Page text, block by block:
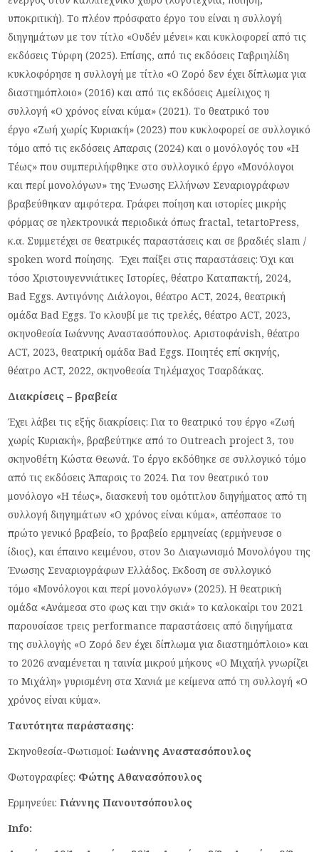
υποκριτική). Το πλέον πρόσφατο έργο του είναι η συλλογή
διηγημάτων με τον τίτλο «Ουδέν μένει» και κυκλοφορεί από τις
εκδόσεις Τύρφη (2025). Επίσης, από τις εκδόσεις Γαβριηλίδη
κυκλοφόρησε η συλλογή με τίτλο «Ο Ζορό δεν έχει δίπλωμα για
διαστημόπλοιο» (2016) και από τις εκδόσεις Αμείλιχος η
συλλογή «Ο χρόνος είναι κύμα» (2021). Το θεατρικό του
έργο «Ζωή χωρίς Κυριακή» (2023) που κυκλοφορεί σε συλλογικό
τόμο από τις εκδόσεις Απαρσις (2024) και ο μονόλογός του «Η
Τέως» που συμπεριλήφθηκε στο συλλογικό έργο «Μονόλογοι
και περί μονολόγων» της Ένωσης Ελλήνων Σεναριογράφων
βραβεύθηκαν αμφότερα. Γράφει ποίηση και ιστορίες μικρής
φόρμας σε ηλεκτρονικά περιοδικά όπως fractal, tetartoPress,
κ.α. Συμμετέχει σε θεατρικές παραστάσεις και σε βραδιές slam /
spoken word ποίησης. Έχει παίξει στις παραστάσεις: Όχι και
τόσο Χριστουγεννιάτικες Ιστορίες, θέατρο Καταπακτή, 2024,
Bad Eggs. Αντιγόνης Διάλογοι, θέατρο ACT, 2024, θεατρική
ομάδα Bad Eggs. Το κλουβί με τις τρελές, θέατρο ACT, 2023,
σκηνοθεσία Ιωάννης Αναστασόπουλος. Αριστοφάνish, θέατρο
ACT, 2023, θεατρική ομάδα Bad Eggs. Ποιητές επί σκηνής,
θέατρο ACT, 2022, σκηνοθεσία Τηλέμαχος Τσαρδάκας.
Διακρίσεις – βραβεία
Έχει λάβει τις εξής διακρίσεις: Για το θεατρικό του έργο «Ζωή
χωρίς Κυριακή», βραβεύτηκε από το Outreach project 3, του
σκηνοθέτη Κώστα Θεωνά. Το έργο εκδόθηκε σε συλλογικό τόμο
από τις εκδόσεις Άπαρσις το 2024. Για τον θεατρικό του
μονόλογο «Η τέως», διασκευή του ομότιτλου διηγήματος από τη
συλλογή διηγημάτων «Ο χρόνος είναι κύμα», απέσπασε το
πρώτο γενικό βραβείο, το βραβείο ερμηνείας (ερμήνευσε ο
ίδιος), και έπαινο κειμένου, στον 3ο Διαγωνισμό Μονολόγου της
Ένωσης Σεναριογράφων Ελλάδος. Εκδοση σε συλλογικό
τόμο «Μονόλογοι και περί μονολόγων» (2025). Η θεατρική
ομάδα «Ανάμεσα στο φως και την σκιά» το καλοκαίρι του 2021
παρουσίασε τρεις performance παραστάσεις από διηγήματα
της συλλογής «Ο Ζορό δεν έχει δίπλωμα για διαστημόπλοιο» και
το 2026 αναμένεται η ταινία μικρού μήκους «Ο Μιχαήλ γνωρίζει
το Μιχάλη» γυρισμένη στα Χανιά με κείμενα από τη συλλογή «Ο
χρόνος είναι κύμα».
Ταυτότητα παράστασης:
Σκηνοθεσία-Φωτισμοί:Ιωάννης Αναστασόπουλος
Φωτογραφίες: Φώτης Αθανασόπουλος
Ερμηνεύει:Γιάννης Πανουτσόπουλος
Info: